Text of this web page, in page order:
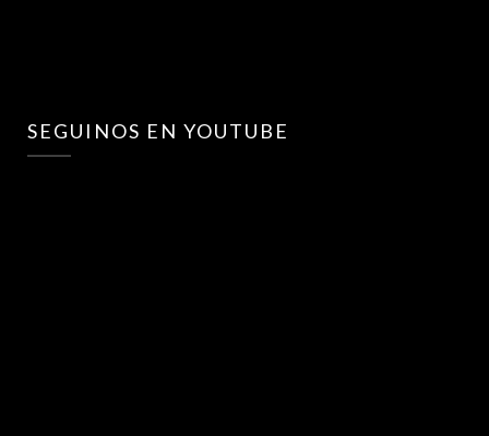
SEGUINOS EN YOUTUBE